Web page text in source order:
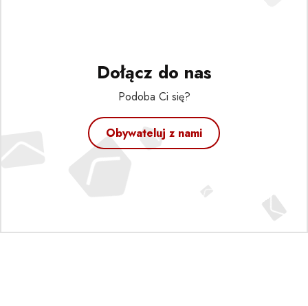
Dołącz do nas
Podoba Ci się?
Obywateluj z nami